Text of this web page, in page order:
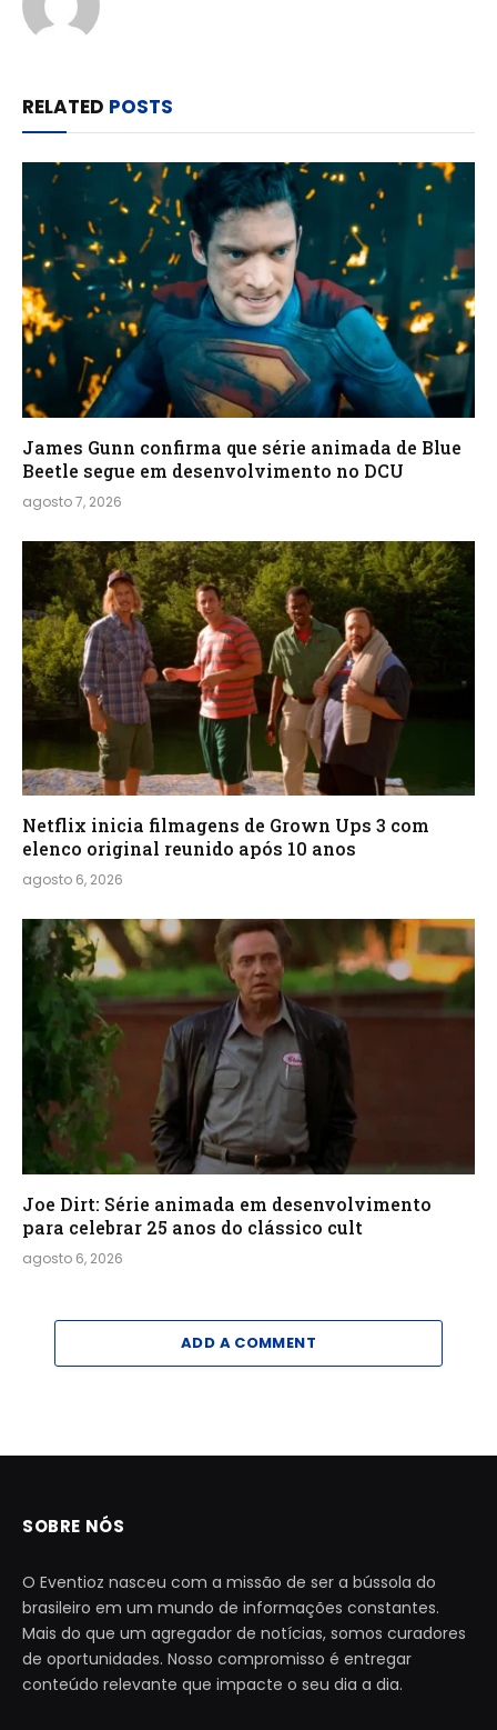
RELATED POSTS
James Gunn confirma que série animada de Blue
Beetle segue em desenvolvimento no DCU
agosto 7, 2026
Netflix inicia filmagens de Grown Ups 3 com
elenco original reunido após 10 anos
agosto 6, 2026
Joe Dirt: Série animada em desenvolvimento
para celebrar 25 anos do clássico cult
agosto 6, 2026
ADD A COMMENT
SOBRE NÓS
O Eventioz nasceu com a missão de ser a bússola do
brasileiro em um mundo de informações constantes.
Mais do que um agregador de notícias, somos curadores
de oportunidades. Nosso compromisso é entregar
conteúdo relevante que impacte o seu dia a dia.